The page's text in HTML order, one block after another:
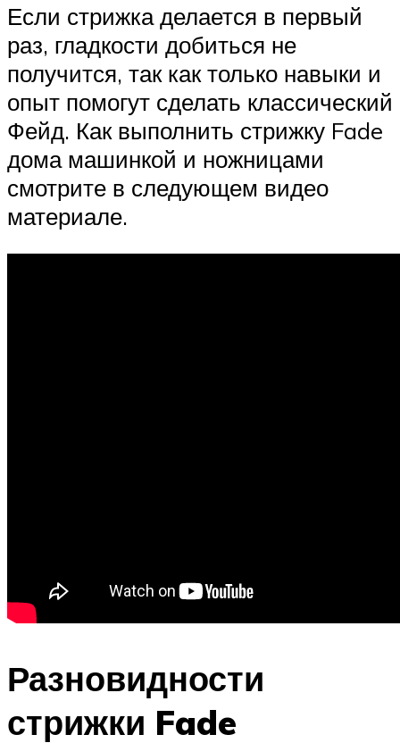
Если стрижка делается в первый
раз, гладкости добиться не
получится, так как только навыки и
опыт помогут сделать классический
Фейд. Как выполнить стрижку Fade
дома машинкой и ножницами
смотрите в следующем видео
материале.
Разновидности
стрижки Fade